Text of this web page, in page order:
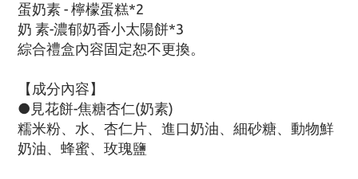
蛋奶素 - 檸檬蛋糕*2
奶 素-濃郁奶香小太陽餅*3
綜合禮盒內容固定恕不更換。
【成分內容】
●見花餅-焦糖杏仁(奶素)
糯米粉、水、杏仁片、進口奶油、細砂糖、動物鮮
奶油、蜂蜜、玫瑰鹽